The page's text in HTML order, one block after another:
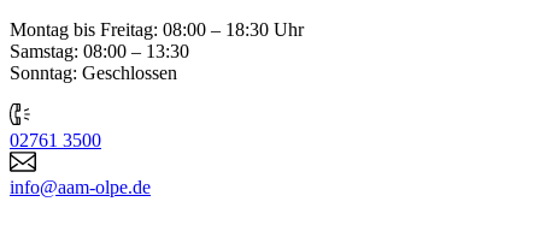
Montag bis Freitag: 08:00 – 18:30 Uhr
Samstag: 08:00 – 13:30
Sonntag: Geschlossen
02761 3500
info@aam-olpe.de